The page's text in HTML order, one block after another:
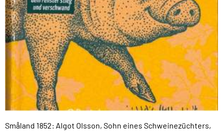
Småland 1852: Algot Olsson, Sohn eines Schweinezüchters,